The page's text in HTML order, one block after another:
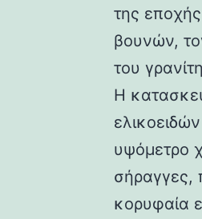
της εποχής
βουνών,
του
Η
υψόμετρο
σήραγγες,
κορυφαία